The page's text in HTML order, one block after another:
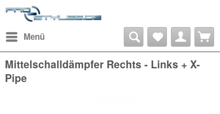
Menü
Mittelschalldämpfer Rechts - Links + X-
Pipe